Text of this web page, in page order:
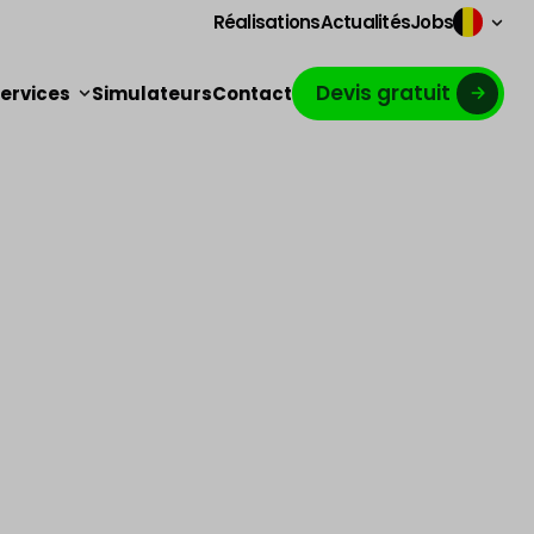
RéalisationsActualitésJobs
SimulateursContact Devis gratuit